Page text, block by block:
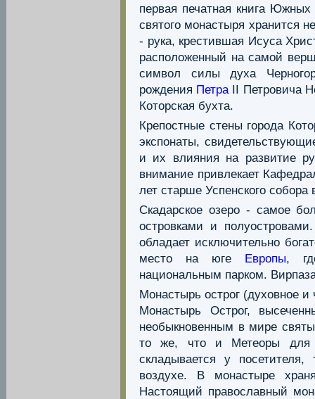
первая печатная книга
святого монастыря хранится
- рука, крестившая Исуса
расположенный на самой
символ силы духа
рождения Петра II Петровича
Которская бухта.
Крепостные стены города
экспонаты,
и их влияния на развитие
внимание привлекает
лет старше Успенского
Скадарское озеро - самое
островками и
обладает исключительно
место на юге Европы,
национальным парком.
Монастырь острог (духовное
Монастырь Острог,
необыкновенным в мире
то же, что и Метеоры
складывается у
воздухе. В монастыре
Настоящий православный